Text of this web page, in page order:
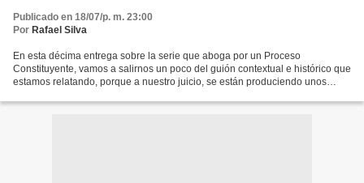
Publicado en 18/07/p. m. 23:00
Por Rafael Silva
En esta décima entrega sobre la serie que aboga por un Proceso
Constituyente, vamos a salirnos un poco del guión contextual e histórico que
estamos relatando, porque a nuestro juicio, se están produciendo unos